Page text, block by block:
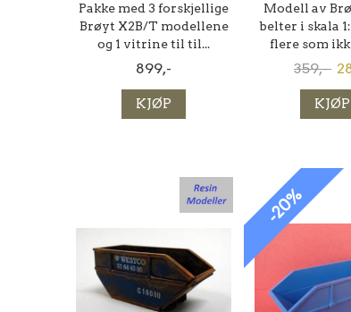
Pakke med 3 forskjellige
Brøyt X2B/T modellene
og 1 vitrine til til...
899,-
KJØP
Modell av
belter i skala
flere som
359,-
KJØP
-20%